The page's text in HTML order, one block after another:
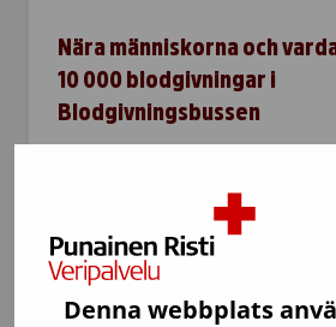
Denna webbplats
Nära människorna och
10 000 blodgivningar i
Blodgivningsbussen
huvudstadsregionen, har nu
10 000 blodgivningar.
det enkelt att ge blod nära
erbjuder en unik miljö för…